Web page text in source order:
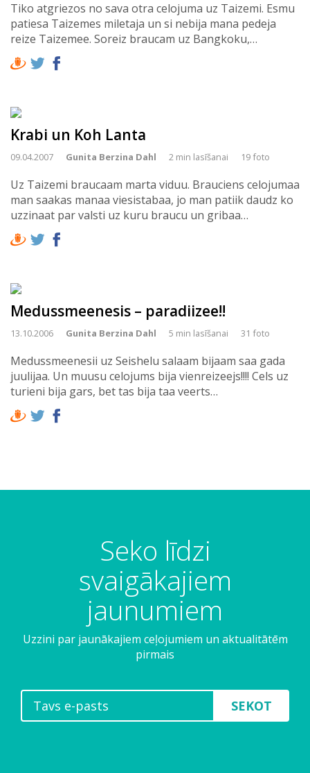
Tiko atgriezos no sava otra celojuma uz Taizemi. Esmu
patiesa Taizemes miletaja un si nebija mana pedeja
reize Taizemee. Soreiz braucam uz Bangkoku,…
Krabi un Koh Lanta
09.04.2007 Gunita Berzina Dahl 2 min lasīšanai 19 foto
Uz Taizemi braucaam marta viduu. Brauciens celojumaa
man saakas manaa viesistabaa, jo man patiik daudz ko
uzzinaat par valsti uz kuru braucu un gribaa…
Medussmeenesis – paradiizee!!
13.10.2006 Gunita Berzina Dahl 5 min lasīšanai 31 foto
Medussmeenesii uz Seishelu salaam bijaam saa gada
juulijaa. Un muusu celojums bija vienreizeejs!!!! Cels uz
turieni bija gars, bet tas bija taa veerts…
Seko līdzi
svaigākajiem
jaunumiem
Uzzini par jaunākajiem ceļojumiem un aktualitātēm
pirmais
SEKOT